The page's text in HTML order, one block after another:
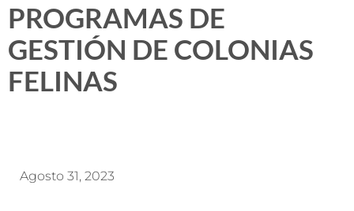
PROGRAMAS DE
GESTIÓN DE COLONIAS
FELINAS
Agosto 31, 2023